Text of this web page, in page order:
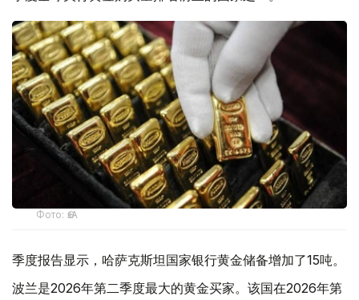
Фото: ӨзА
季度报告显示，哈萨克斯坦国家银行黄金储备增加了15吨。
波兰是2026年第二季度最大的黄金买家。该国在2026年第